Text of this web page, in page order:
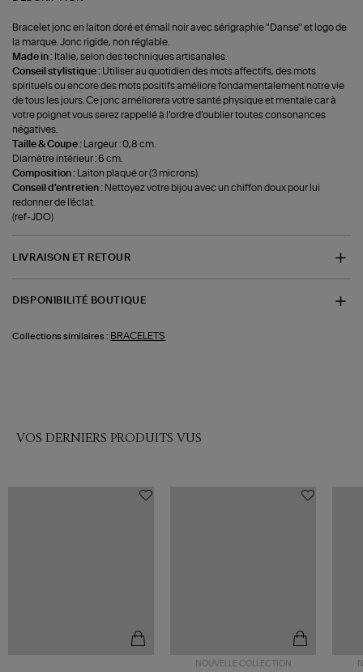
Bracelet jonc en laiton doré et émail noir avec sérigraphie "Danse" et logo de
la marque. Jonc rigide, non réglable.
Made in : Italie, selon des techniques artisanales.
Conseil stylistique : Utiliser au quotidien des mots affectifs, des mots
spirituels ou encore des mots positifs améliore fondamentalement notre vie
de tous les jours. Ce jonc améliorera votre santé physique et mentale car à
votre poignet vous serez rappellé à l’ordre d’oublier toutes consonances
négatives.
Taille & Coupe :
Largeur : 0,8 cm.
Diamètre intérieur : 6 cm.
Composition :
Laiton plaqué or (3 microns).
Conseil d'entretien : Nettoyez votre bijou avec un chiffon doux pour lui
redonner de l'éclat.
(ref-JDO)
LIVRAISON ET RETOUR
DISPONIBILITÉ BOUTIQUE
Collections similaires : BRACELETS
VOS DERNIERS PRODUITS VUS
NOUVELLE COLLECTION